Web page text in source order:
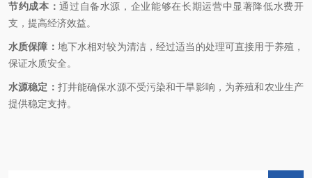
节约成本：通过自备水源，企业能够在长期运营中显著降低水费开
支，提高经济效益。
水质保障： 地下水相对较为清洁，经过适当的处理可直接用于养殖，
保证水质安全。
水源稳定： 打井能确保水源不受污染和干旱影响，为养殖和农业生产
提供稳定支持。